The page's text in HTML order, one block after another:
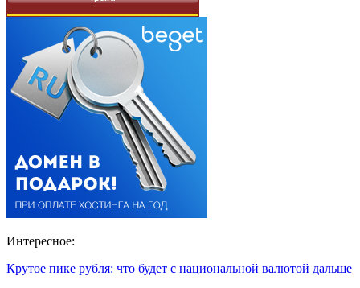
Интересное:
Крутое пике рубля: что будет с национальной валютой дальше